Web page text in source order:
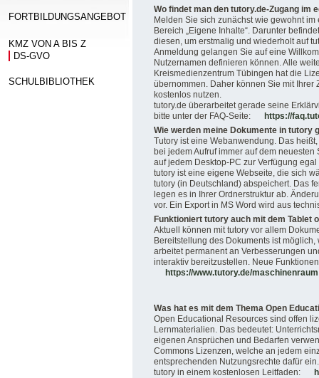
FORTBILDUNGSANGEBOT
KMZ VON A BIS Z
DS-GVO
SCHULBIBLIOTHEK
Wo findet man den tutory.de-Zugang im
Melden Sie sich zunächst wie gewohnt
Bereich „Eigene Inhalte“. Darunter
diesen, um erstmalig und wiederholt auf
Anmeldung gelangen Sie auf eine
Nutzernamen definieren können. Alle
Kreismedienzentrum Tübingen hat die
übernommen. Daher können Sie mit
kostenlos nutzen.
tutory.de überarbeitet gerade seine
bitte unter der FAQ-Seite:
https://
Wie werden meine Dokumente in tutory
Tutory ist eine Webanwendung. Das
bei jedem Aufruf immer auf dem
auf jedem Desktop-PC zur Verfügung
tutory ist eine eigene Webseite, die sich
tutory (in Deutschland) abspeichert. Das
legen es in Ihrer Ordnerstruktur ab.
vor. Ein Export in MS Word wird aus
Funktioniert tutory auch mit dem Tablet
Aktuell können mit tutory vor allem
Bereitstellung des Dokuments ist
arbeitet permanent an Verbesserungen
interaktiv bereitzustellen. Neue
https://www.tutory.de/maschinenraum
Was hat es mit dem Thema Open
Open Educational Resources sind offen
Lernmaterialien. Das bedeutet:
eigenen Ansprüchen und Bedarfen
Commons Lizenzen, welche an jedem
entsprechenden Nutzungsrechte dafür
tutory in einem kostenlosen Leitfaden: